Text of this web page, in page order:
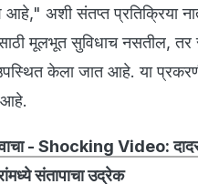
अशी संतप्त प्रतिक्रिया
मूलभूत सुविधाच नसतील, तर
केला जात आहे. या प्रकरणी
- Shocking Video:
संतापाचा उद्रेक